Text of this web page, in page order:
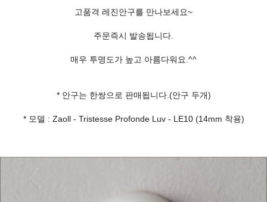
고품격 레진안구를 만나보세요~
주문즉시 발송됩니다.
매우 투명도가 높고 아름다워요.^^
* 안구는 한쌍으로 판매됩니다.(안구 두개)
* 모델 : Zaoll - Tristesse Profonde Luv - LE10 (14mm 착용)